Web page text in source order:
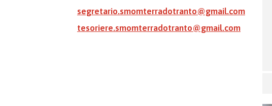
segretario.smomterradotranto@gmail.com
tesoriere.smomterradotranto@gmail.com